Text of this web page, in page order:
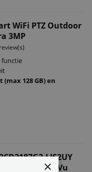
WiFi PTZ Outdoor
3MP
functie
128 GB) en
LIS2UY
Buiten ColorVu
×